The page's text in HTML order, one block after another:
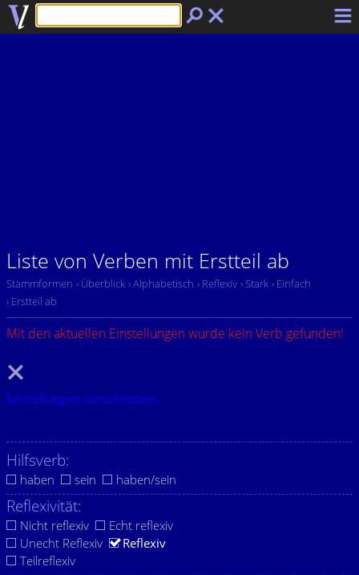
Liste von Verben mit Erstteil ab
Stammformen › Überblick › Alphabetisch › Reflexiv › Stark › Einfach
› Erstteil ab
Mit den aktuellen Einstellungen wurde kein Verb gefunden!
Einstellungen zurücksetzen.
Hilfsverb:
haben sein haben/sein
Reflexivität:
Nicht reflexiv
Echt reflexiv
Unecht Reflexiv
Reflexiv
Teilreflexiv